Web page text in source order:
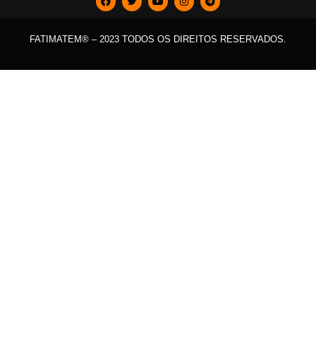
FATIMATEM® – 2023 TODOS OS DIREITOS RESERVADOS.